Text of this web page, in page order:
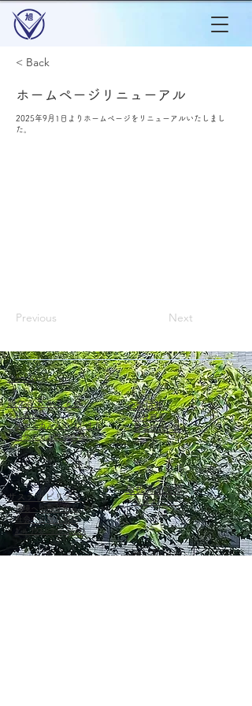
< Back
ホームページリニューアル
2025年9月1日よりホームページをリニューアルいたしまし
た。
Previous Next
ホーム
​旭ケミカルスとは
・代表挨拶
・旭ケミカルスのはじまり
・​旭ケミカルスの強み
​企業情報
・会社概要
・営業拠点一覧
​取扱商品情報
・取扱メーカー
サステナビリティ
・環境への取り組み
​・社会への取り組み
​・ ｶﾞﾊﾞﾅﾝｽ・ｺﾝﾌﾟﾗｲｱﾝｽ
お問い合わせ